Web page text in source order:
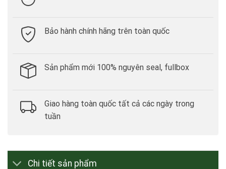
Bảo hành chính hãng trên toàn quốc
Sản phẩm mới 100% nguyên seal, fullbox
Giao hàng toàn quốc tất cả các ngày trong
tuần
Chi tiết sản phẩm